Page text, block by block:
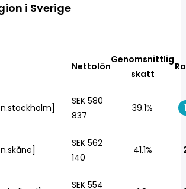
i Sverige
Nettolön
Genomsnittlig
skatt
SEK 580
837
39.1%
SEK 562
140
41.1%
SEK 554